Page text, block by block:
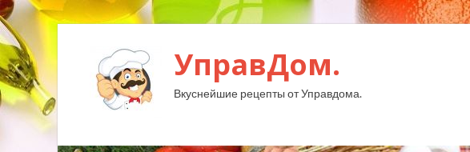
УправДом.
Вкуснейшие рецепты от Управдома.